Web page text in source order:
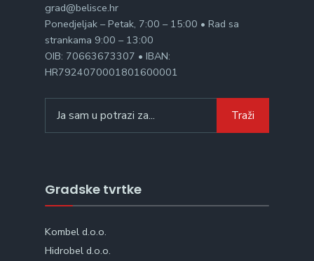
grad@belisce.hr
Ponedjeljak – Petak, 7:00 – 15:00 • Rad sa
strankama 9:00 – 13:00
OIB: 70663673307 • IBAN:
HR7924070001801600001
for:
Traži
Gradske tvrtke
Kombel d.o.o.
Hidrobel d.o.o.